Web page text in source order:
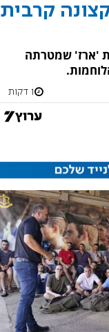
קרבית
'ארז' שמטרתה
1 דקות